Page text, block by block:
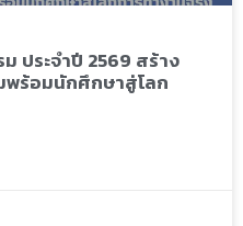
ประจำปี 2569 สร้าง
พร้อมนักศึกษาสู่โลก